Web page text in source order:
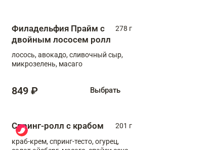
Филадельфия Прайм с
двойным лососем ролл
278 г
лосось, авокадо, сливочный сыр,
микрозелень, масаго
849 ₽ Выбрать
Спринг-ролл с крабом
201 г
краб-крем, спринг-тесто, огурец,